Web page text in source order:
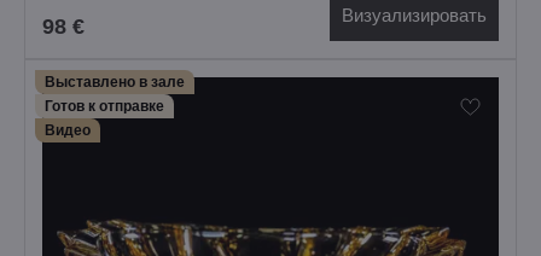
98 € Визуализировать
Выставлено в зале
Готов к отправке
Bидео